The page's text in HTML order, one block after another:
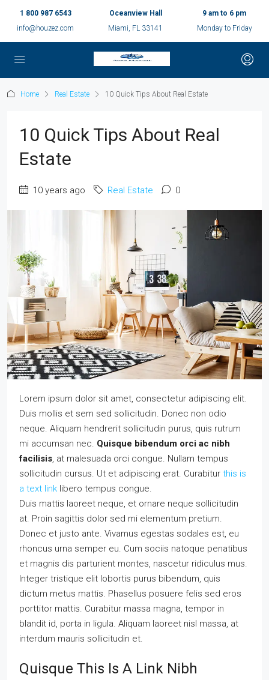
1 800 987 6543
info@houzez.com
Oceanview Hall
Miami, FL 33141
9 am to 6 pm
Monday to Friday
Home Real Estate 10 Quick Tips About Real Estate
10 Quick Tips About Real
Estate
10 years ago Real Estate 0
Lorem ipsum dolor sit amet, consectetur adipiscing elit.
Duis mollis et sem sed sollicitudin. Donec non odio
neque. Aliquam hendrerit sollicitudin purus, quis rutrum
mi accumsan nec. Quisque bibendum orci ac nibh
facilisis, at malesuada orci congue. Nullam tempus
sollicitudin cursus. Ut et adipiscing erat. Curabitur this is
a text link libero tempus congue.
Duis mattis laoreet neque, et ornare neque sollicitudin
at. Proin sagittis dolor sed mi elementum pretium.
Donec et justo ante. Vivamus egestas sodales est, eu
rhoncus urna semper eu. Cum sociis natoque penatibus
et magnis dis parturient montes, nascetur ridiculus mus.
Integer tristique elit lobortis purus bibendum, quis
dictum metus mattis. Phasellus posuere felis sed eros
porttitor mattis. Curabitur massa magna, tempor in
blandit id, porta in ligula. Aliquam laoreet nisl massa, at
interdum mauris sollicitudin et.
Quisque This Is A Link Nibh